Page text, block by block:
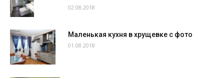
02.08.2018
Маленькая кухня в хрущевке с фото
01.08.2018